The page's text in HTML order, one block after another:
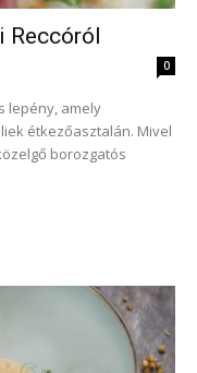
Reccóról
0
lepény, amely
étkezőasztalán. Mivel
borozgatós